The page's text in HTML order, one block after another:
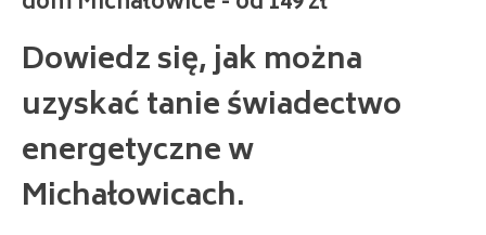
Dowiedz się, jak można
uzyskać tanie świadectwo
energetyczne w
Michałowicach.